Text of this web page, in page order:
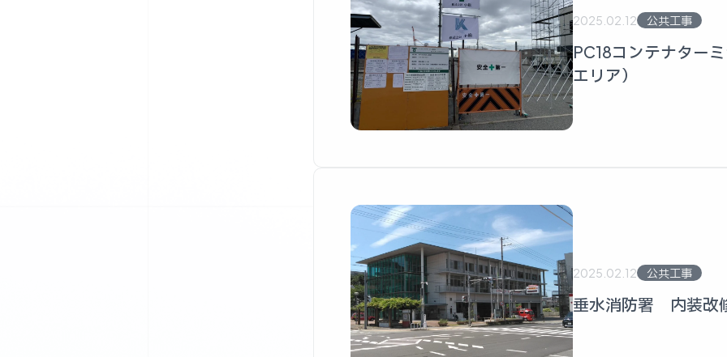
2025.02.12 公共工事
PC18コンテナター
エリア）
2025.02.12 公共工事
垂水消防署 内装改